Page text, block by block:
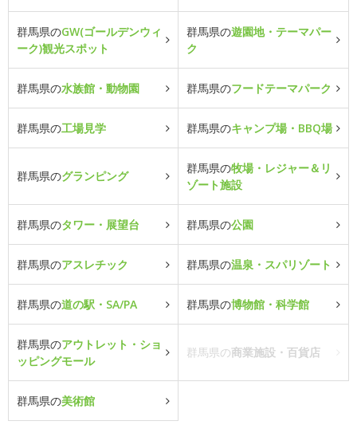
群馬県のGW(ゴールデンウィ
ーク)観光スポット
群馬県の遊園地・テーマパー
ク
群馬県の水族館・動物園 群馬県のフードテーマパーク
群馬県の工場見学 群馬県のキャンプ場・BBQ場
群馬県のグランピング
群馬県の牧場・レジャー＆リ
ゾート施設
群馬県のタワー・展望台 群馬県の公園
群馬県のアスレチック 群馬県の温泉・スパリゾート
群馬県の道の駅・SA/PA 群馬県の博物館・科学館
群馬県のアウトレット・ショ
ッピングモール
群馬県の商業施設・百貨店
群馬県の美術館